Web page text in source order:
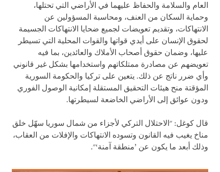
العام والسلامة والحفاظ عليهما في الأراضي التي تحتلها،
وحماية السكان من العنف، ومحاسبة المسؤولين عن
الانتهاكات، وتقديم تعويضات لجميع ضحايا الانتهاكات الجسيمة
لحقوق الإنسان على أيدي قواتها والقوات المحلية التي تسيطر
عليها، وضمان حقوق أصحاب الأملاك والعائدين، بما فيه
تعويضهم عن مصادرة ممتلكاتهم واستخدامها بشكل غير قانوني
وأي ضرر ناتج عن ذلك. يتعين على تركيا والحكومة السورية
المؤقتة منح هيئات التحقيق المستقلة إمكانية الوصول الفوري
ودون عوائق إلى الأراضي الخاضعة لسيطرتها.
قال كوغل: "الاحتلال التركي لأجزاء من شمال سوريا سهّل خلق
مناخ يغيب فيه القانون وتسوده الانتهاكات والإفلات من العقاب،
وذلك أبعد ما يكون عن ’منطقة آمنة‘".